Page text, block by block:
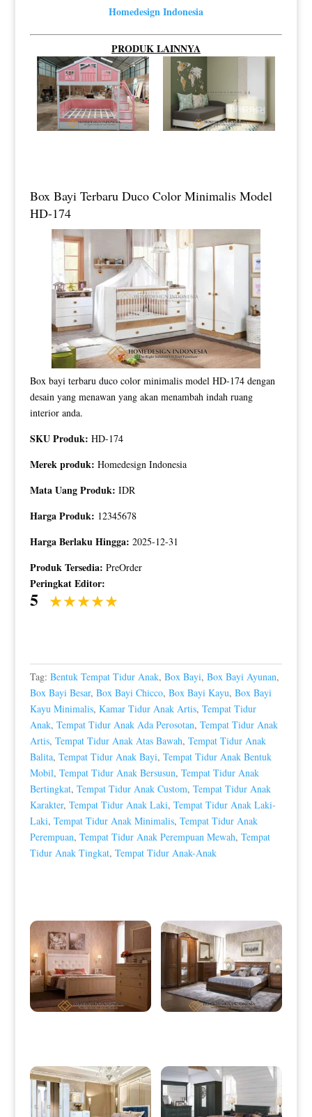
Homedesign Indonesia
PRODUK LAINNYA
Box Bayi Terbaru Duco Color Minimalis Model
HD-174
Box bayi terbaru duco color minimalis model HD-174 dengan
desain yang menawan yang akan menambah indah ruang
interior anda.
SKU Produk: HD-174
Merek produk: Homedesign Indonesia
Mata Uang Produk: IDR
Harga Produk: 12345678
Harga Berlaku Hingga: 2025-12-31
Produk Tersedia: PreOrder
Peringkat Editor:
5
Tag: Bentuk Tempat Tidur Anak, Box Bayi, Box Bayi Ayunan,
Box Bayi Besar, Box Bayi Chicco, Box Bayi Kayu, Box Bayi
Kayu Minimalis, Kamar Tidur Anak Artis, Tempat Tidur
Anak, Tempat Tidur Anak Ada Perosotan, Tempat Tidur Anak
Artis, Tempat Tidur Anak Atas Bawah, Tempat Tidur Anak
Balita, Tempat Tidur Anak Bayi, Tempat Tidur Anak Bentuk
Mobil, Tempat Tidur Anak Bersusun, Tempat Tidur Anak
Bertingkat, Tempat Tidur Anak Custom, Tempat Tidur Anak
Karakter, Tempat Tidur Anak Laki, Tempat Tidur Anak Laki-
Laki, Tempat Tidur Anak Minimalis, Tempat Tidur Anak
Perempuan, Tempat Tidur Anak Perempuan Mewah, Tempat
Tidur Anak Tingkat, Tempat Tidur Anak-Anak